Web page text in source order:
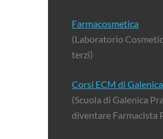
Farmacosmetica
(Laboratorio
terzi)
Corsi ECM di
(Scuola di Galenica
diventare Farmacista